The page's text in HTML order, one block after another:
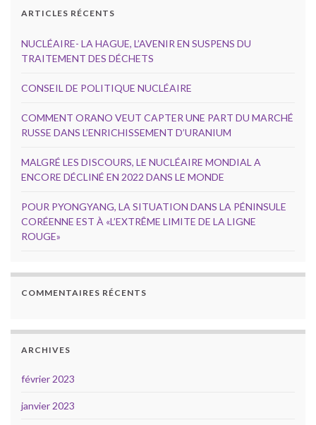
ARTICLES RÉCENTS
NUCLÉAIRE- LA HAGUE, L’AVENIR EN SUSPENS DU
TRAITEMENT DES DÉCHETS
CONSEIL DE POLITIQUE NUCLÉAIRE
COMMENT ORANO VEUT CAPTER UNE PART DU MARCHÉ
RUSSE DANS L’ENRICHISSEMENT D’URANIUM
MALGRÉ LES DISCOURS, LE NUCLÉAIRE MONDIAL A
ENCORE DÉCLINÉ EN 2022 DANS LE MONDE
POUR PYONGYANG, LA SITUATION DANS LA PÉNINSULE
CORÉENNE EST À «L’EXTRÊME LIMITE DE LA LIGNE
ROUGE»
COMMENTAIRES RÉCENTS
ARCHIVES
février 2023
janvier 2023